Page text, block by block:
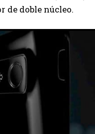
de doble núcleo.